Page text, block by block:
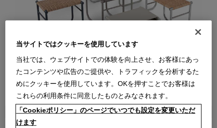
●
商品属性
家具
当サイトではクッキーを使用しています
当社では、ウェブサイトでの体験を向上させ、お客様にあっ
たコンテンツや広告のご提供や、トラフィックを分析するた
めにクッキーを使用しています。OKを押すことでお客様は
これらの利用条件に同意したものとみなされます。
「Cookieポリシー」のページでいつでも設定を変更いただ
けます